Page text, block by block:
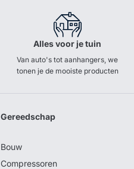
Alles voor je tuin
Van auto's tot aanhangers, we
tonen je de mooiste producten
Gereedschap
Bouw
Compressoren